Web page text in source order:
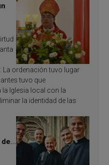
La ordenación tuvo lugar
tuvo que
Iglesia local con la
la identidad de las